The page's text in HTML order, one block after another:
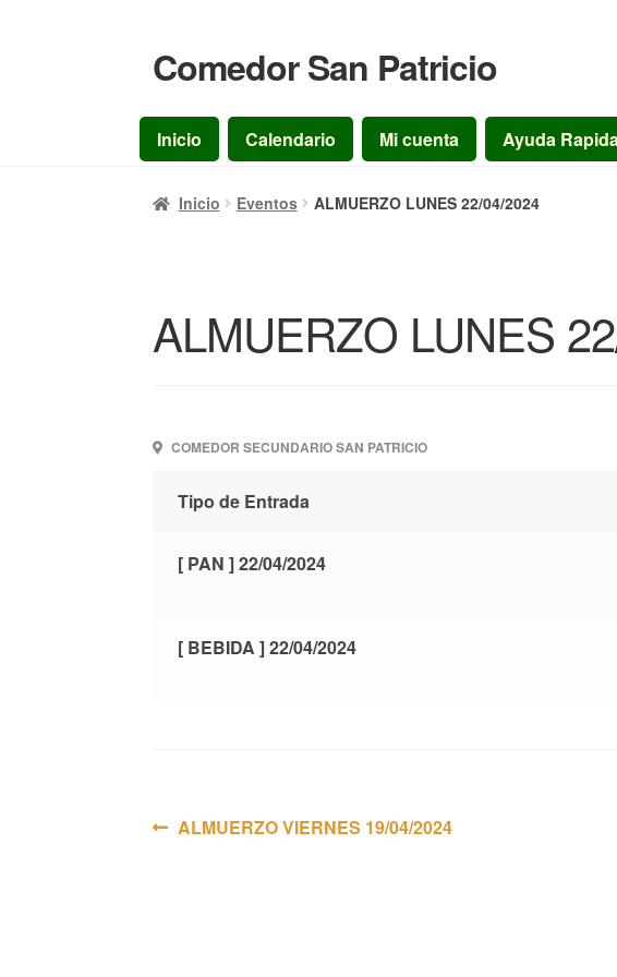
Ir
a
la
navegación
Ir
al
contenido
Comedor San Patricio
Inicio Calendario Mi cuenta Ayuda Rapida
Inicio Eventos ALMUERZO LUNES 22/04/2024
ALMUERZO LUNES
COMEDOR SECUNDARIO SAN PATRICIO
Tipo de Entrada
[ PAN ] 22/04/2024
[ BEBIDA ] 22/04/2024
Navegación
Anterior:
ALMUERZO VIERNES 19/04/2024